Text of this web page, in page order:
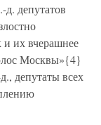
д. депутатов
и их вчерашнее
Москвы»{4}
депутаты всех